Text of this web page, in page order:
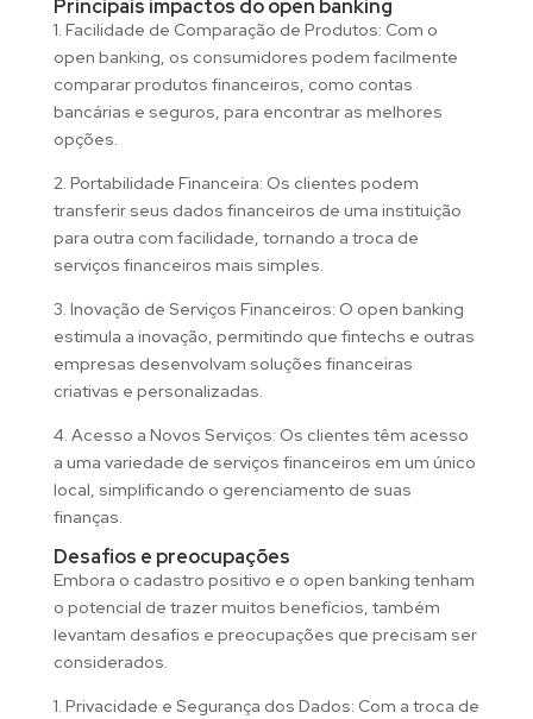
Principais impactos do open banking
1. Facilidade de Comparação de Produtos: Com o
open banking, os consumidores podem facilmente
comparar produtos financeiros, como contas
bancárias e seguros, para encontrar as melhores
opções.
2. Portabilidade Financeira: Os clientes podem
transferir seus dados financeiros de uma instituição
para outra com facilidade, tornando a troca de
serviços financeiros mais simples.
3. Inovação de Serviços Financeiros: O open banking
estimula a inovação, permitindo que fintechs e outras
empresas desenvolvam soluções financeiras
criativas e personalizadas.
4. Acesso a Novos Serviços: Os clientes têm acesso
a uma variedade de serviços financeiros em um único
local, simplificando o gerenciamento de suas
finanças.
Desafios e preocupações
Embora o cadastro positivo e o open banking tenham
o potencial de trazer muitos benefícios, também
levantam desafios e preocupações que precisam ser
considerados.
1. Privacidade e Segurança dos Dados: Com a troca de